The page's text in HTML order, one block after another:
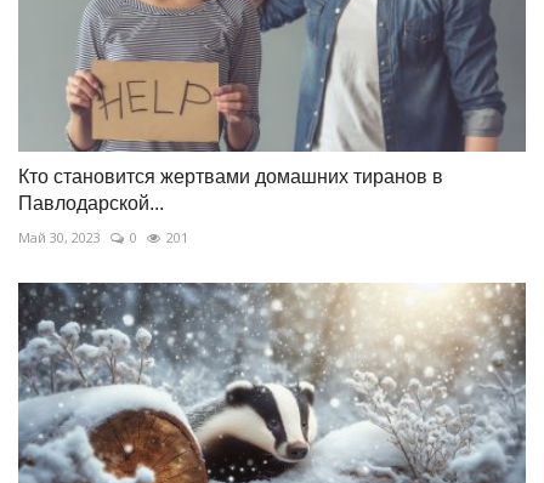
Кто становится жертвами домашних тиранов в
Павлодарской...
Май 30, 2023 0 201